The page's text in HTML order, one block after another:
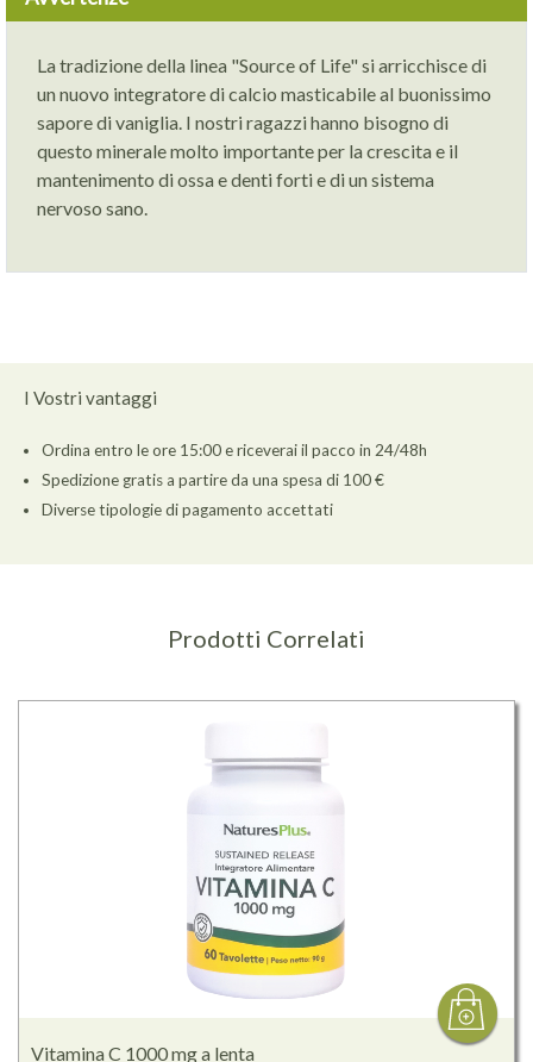
La tradizione della linea "Source of Life" si arricchisce di
un nuovo integratore di calcio masticabile al buonissimo
sapore di vaniglia. I nostri ragazzi hanno bisogno di
questo minerale molto importante per la crescita e il
mantenimento di ossa e denti forti e di un sistema
nervoso sano.
I Vostri vantaggi
Ordina entro le ore 15:00 e riceverai il pacco in 24/48h
Spedizione gratis a partire da una spesa di 100 €
Diverse tipologie di pagamento accettati
Prodotti Correlati
Vitamina C 1000 mg a lenta